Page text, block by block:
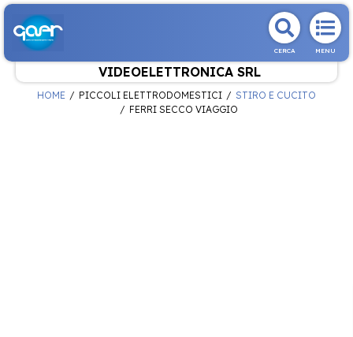
CERCA MENU
VIDEOELETTRONICA SRL
HOME PICCOLI ELETTRODOMESTICI
STIRO E CUCITO
FERRI SECCO VIAGGIO